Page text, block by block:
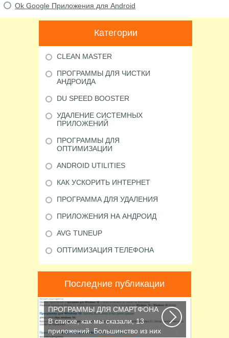
Ok Google Приложения для Android
Категории
CLEAN MASTER
ПРОГРАММЫ ДЛЯ ЧИСТКИ
АНДРОИДА
DU SPEED BOOSTER
УДАЛЕНИЕ СИСТЕМНЫХ
ПРИЛОЖЕНИЙ
ПРОГРАММЫ ДЛЯ
ОПТИМИЗАЦИИ
ANDROID UTILITIES
КАК УСКОРИТЬ ИНТЕРНЕТ
ПРОГРАММА ДЛЯ УДАЛЕНИЯ
ПРИЛОЖЕНИЯ НА АНДРОИД
AVG TUNEUP
ОПТИМИЗАЦИЯ ТЕЛЕФОНА
Последние публикации
ПРОГРАММЫ ДЛЯ СМАРТФОНА
В списке, как мы сказали, 13
приложений. Большинство из них